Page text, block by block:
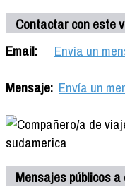
Contactar con este
Email:
Envía un
Mensaje: Envía un
Mensajes públicos